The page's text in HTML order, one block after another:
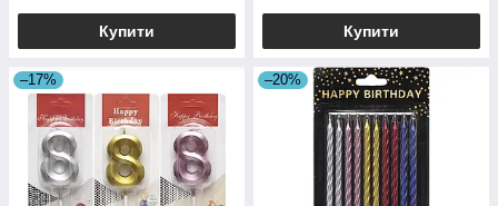
Купити Купити
–17% –20%